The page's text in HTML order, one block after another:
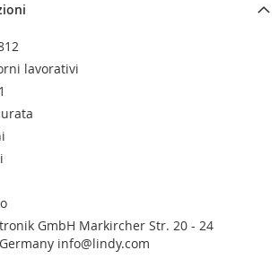
lavorativi
GmbH Markircher Str. 20 - 24
info@lindy.com